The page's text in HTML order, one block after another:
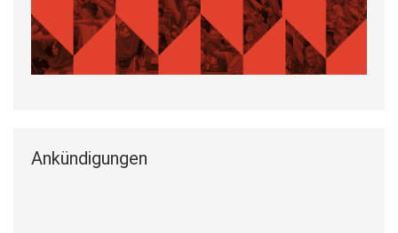
Ankündigungen